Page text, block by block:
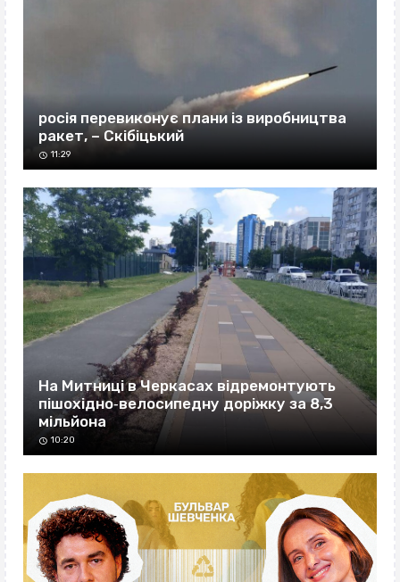
росія перевиконує плани із виробництва
ракет, – Скібіцький
11:29
На Митниці в Черкасах відремонтують
пішохідно‐велосипедну доріжку за 8,3
мільйона
10:20